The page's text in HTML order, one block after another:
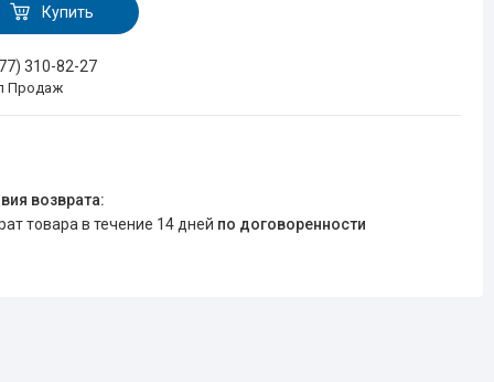
Купить
310-82-27
Продаж
товара в течение 14 дней по договоренности